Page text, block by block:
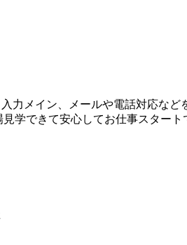
力メイン、メールや電話対応な
学できて安心してお仕事スター